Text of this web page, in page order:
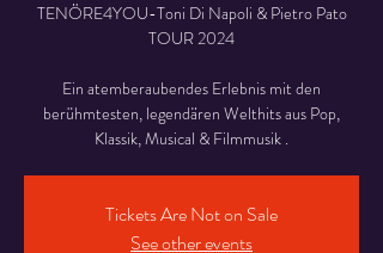
TENÖRE4YOU-Toni Di Napoli & Pietro Pato
TOUR 2024
Ein atemberaubendes Erlebnis mit den
berühmtesten, legendären Welthits aus Pop,
Klassik, Musical & Filmmusik .
Tickets Are Not on Sale
See other events